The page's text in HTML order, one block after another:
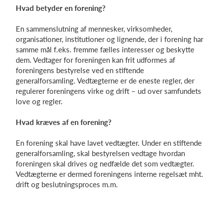
Hvad betyder en forening?
En sammenslutning af mennesker, virksomheder,
organisationer, institutioner og lignende, der i forening har
samme mål f.eks. fremme fælles interesser og beskytte
dem. Vedtager for foreningen kan frit udformes af
foreningens bestyrelse ved en stiftende
generalforsamling. Vedtægterne er de eneste regler, der
regulerer foreningens virke og drift – ud over samfundets
love og regler.
Hvad kræves af en forening?
En forening skal have lavet vedtægter. Under en stiftende
generalforsamling, skal bestyrelsen vedtage hvordan
foreningen skal drives og nedfælde det som vedtægter.
Vedtægterne er dermed foreningens interne regelsæt mht.
drift og beslutningsproces m.m.